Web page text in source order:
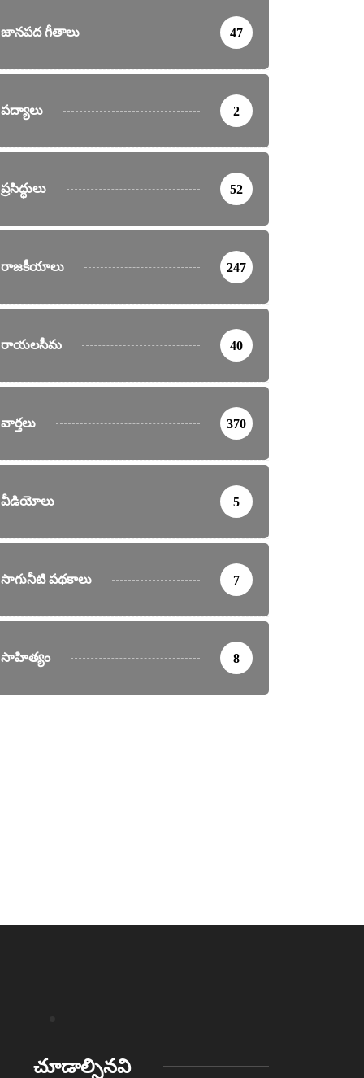
జానపద గీతాలు 47
పద్యాలు 2
ప్రసిద్ధులు 52
రాజకీయాలు 247
రాయలసీమ 40
వార్తలు 370
వీడియోలు 5
సాగునీటి పథకాలు 7
సాహిత్యం 8
చూడాల్సినవి